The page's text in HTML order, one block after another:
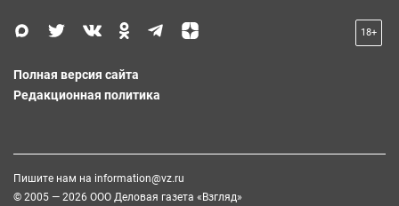
18+
Полная версия сайта
Редакционная политика
Пишите нам на information@vz.ru
© 2005 — 2026 ООО Деловая газета «Взгляд»